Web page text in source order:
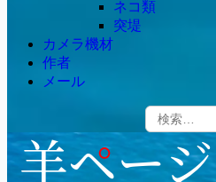
ネコ類
突堤
カメラ機材
作者
メール